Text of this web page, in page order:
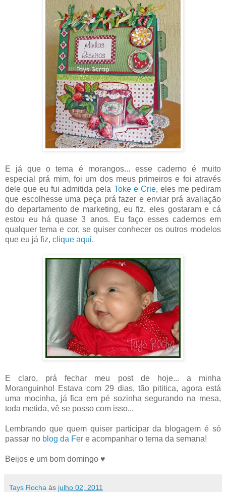
E já que o tema é morangos... esse caderno é muito
especial prá mim, foi um dos meus primeiros e foi através
dele que eu fui admitida pela Toke e Crie, eles me pediram
que escolhesse uma peça prá fazer e enviar prá avaliação
do departamento de marketing, eu fiz, eles gostaram e cá
estou eu há quase 3 anos. Eu faço esses cadernos em
qualquer tema e cor, se quiser conhecer os outros modelos
que eu já fiz, clique aqui.
E claro, prá fechar meu post de hoje... a minha
Moranguinho! Estava com 29 dias, tão pititica, agora está
uma mocinha, já fica em pé sozinha segurando na mesa,
toda metida, vê se posso com isso...
Lembrando que quem quiser participar da blogagem é só
passar no blog da Fer e acompanhar o tema da semana!
Beijos e um bom domingo ♥
Tays Rocha às julho 02, 2011